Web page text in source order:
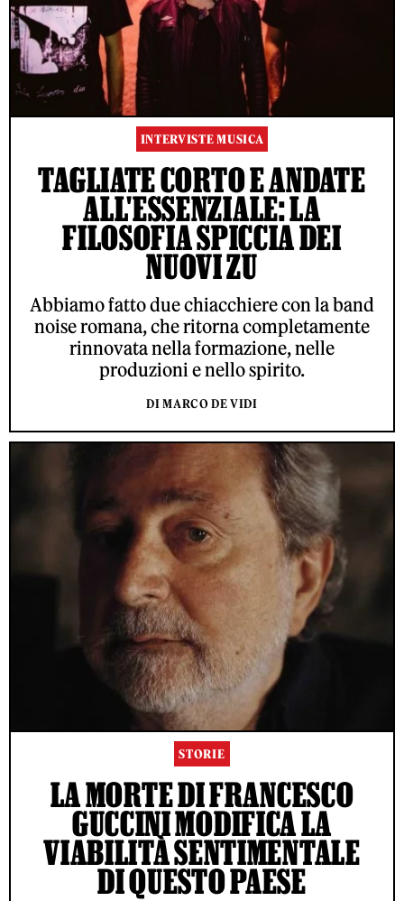
INTERVISTE MUSICA
TAGLIATE CORTO E ANDATE
ALL'ESSENZIALE: LA
FILOSOFIA SPICCIA DEI
NUOVI ZU
Abbiamo fatto due chiacchiere con la band
noise romana, che ritorna completamente
rinnovata nella formazione, nelle
produzioni e nello spirito.
DI MARCO DE VIDI
STORIE
LA MORTE DI FRANCESCO
GUCCINI MODIFICA LA
VIABILITÀ SENTIMENTALE
DI QUESTO PAESE